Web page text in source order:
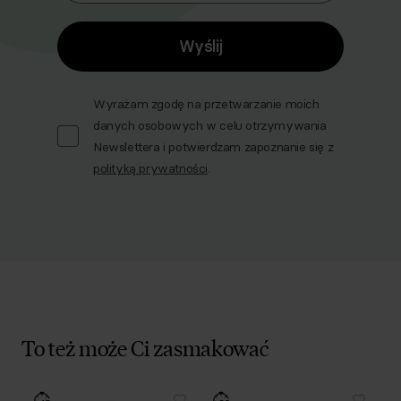
Wyślij
Wyrażam zgodę na przetwarzanie moich
danych osobowych w celu otrzymywania
Newslettera i potwierdzam zapoznanie się z
polityką prywatności.
To też może Ci zasmakować